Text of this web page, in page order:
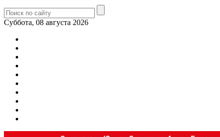
Суббота, 08 августа 2026